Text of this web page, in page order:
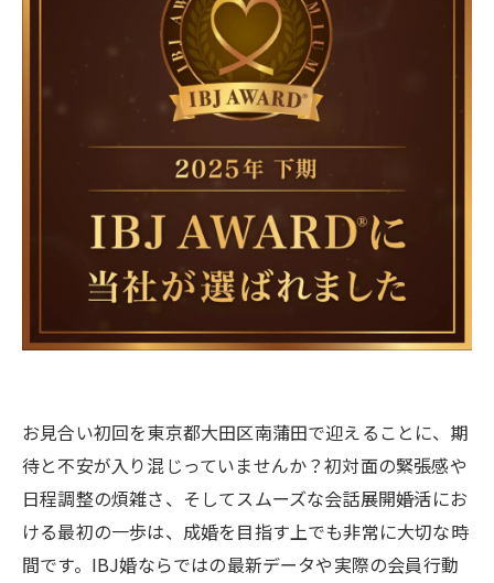
お見合い初回を東京都大田区南蒲田で迎えることに、期
待と不安が入り混じっていませんか？初対面の緊張感や
日程調整の煩雑さ、そしてスムーズな会話展開――婚活にお
ける最初の一歩は、成婚を目指す上でも非常に大切な時
間です。IBJ婚ならではの最新データや実際の会員行動